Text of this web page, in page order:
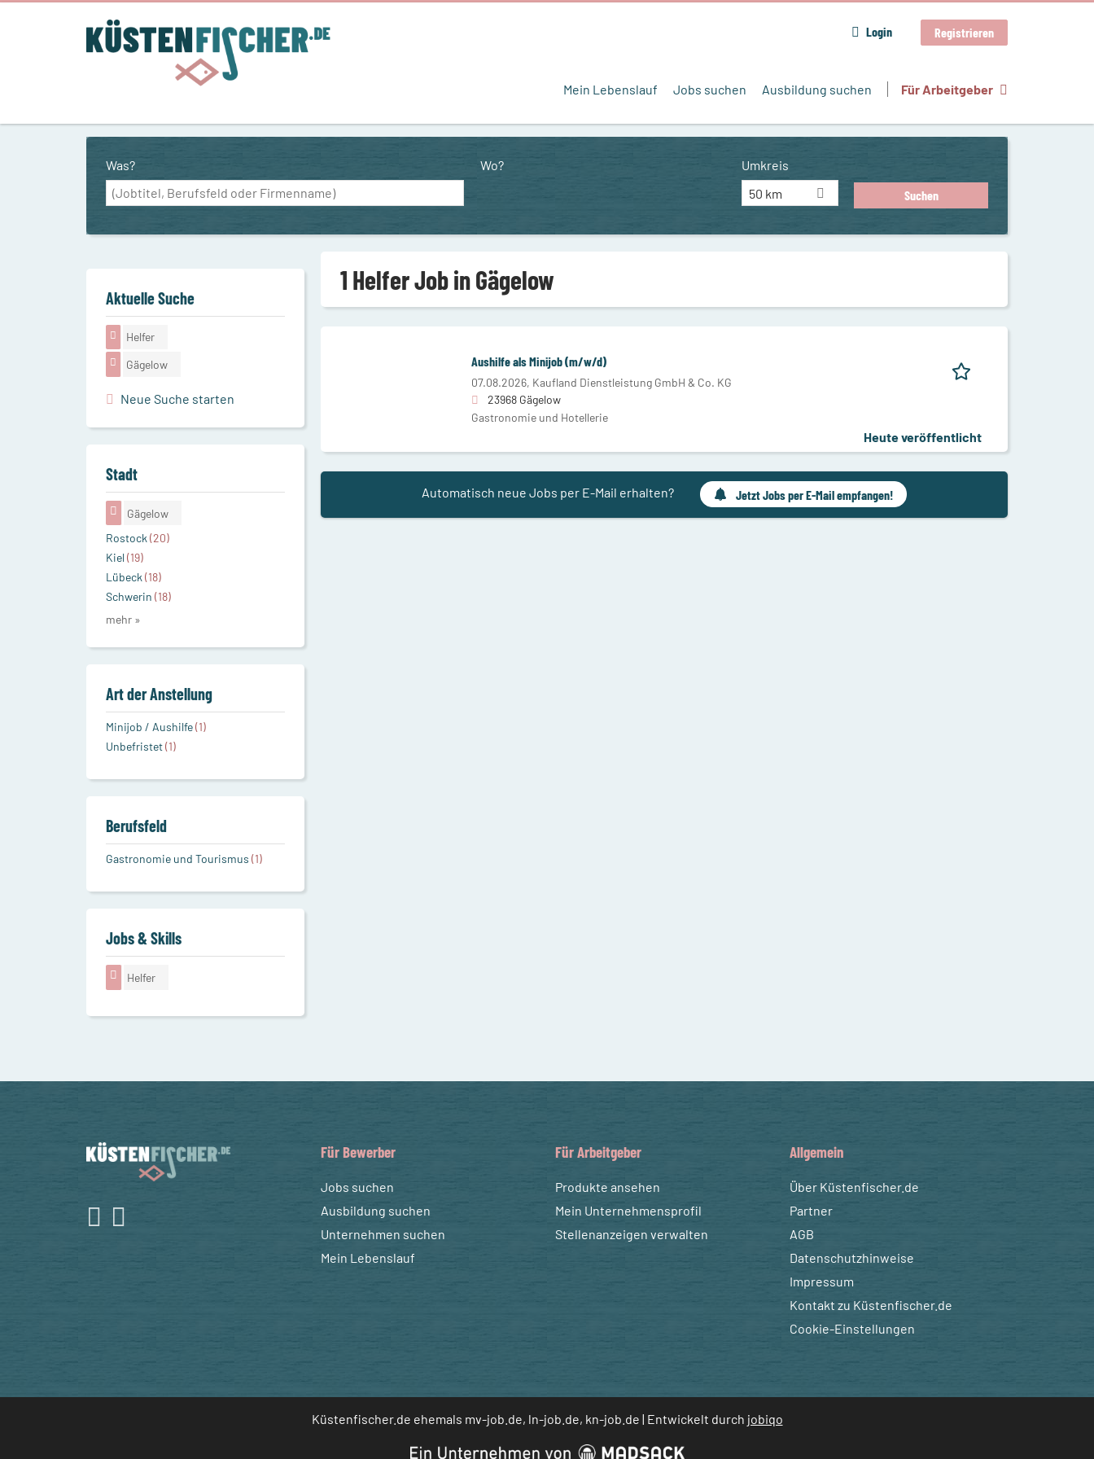
Login Registrieren
Mein Lebenslauf Jobs suchen Ausbildung suchen Für Arbeitgeber
Was? Wo?
Umkreis
50 km
1 Helfer Job in Gägelow
Aushilfe als Minijob (m/w/d)
07.08.2026, Kaufland Dienstleistung GmbH & Co. KG
23968 Gägelow
Gastronomie und Hotellerie
Heute veröffentlicht
Automatisch neue Jobs per E-Mail erhalten? Jetzt Jobs per E-Mail empfangen!
Aktuelle Suche
Helfer
Gägelow
Neue Suche starten
Stadt
Gägelow
Rostock(20)
Kiel(19)
Lübeck(18)
Schwerin (18)
mehr »
Art der Anstellung
Minijob / Aushilfe(1)
Unbefristet(1)
Berufsfeld
Gastronomie und Tourismus (1)
Jobs & Skills
Helfer
Für Bewerber
Jobs suchen
Ausbildung suchen
Unternehmen suchen
Mein Lebenslauf
Für Arbeitgeber
Produkte ansehen
Mein Unternehmensprofil
Stellenanzeigen verwalten
Allgemein
Über Küstenfischer.de
Partner
AGB
Datenschutzhinweise
Impressum
Kontakt zu Küstenfischer.de
Cookie-Einstellungen
Küstenfischer.de ehemals mv-job.de, ln-job.de, kn-job.de | Entwickelt durch jobiqo